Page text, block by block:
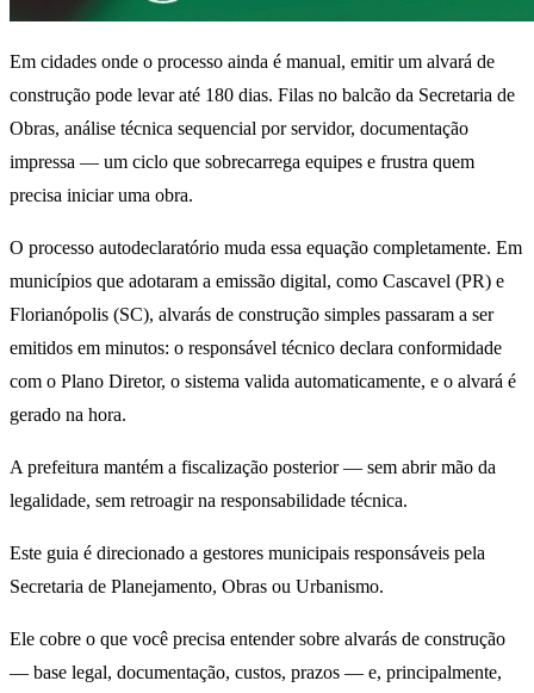
Em cidades onde o processo ainda é manual, emitir um alvará de
construção pode levar até 180 dias. Filas no balcão da Secretaria de
Obras, análise técnica sequencial por servidor, documentação
impressa — um ciclo que sobrecarrega equipes e frustra quem
precisa iniciar uma obra.
O processo autodeclaratório muda essa equação completamente. Em
municípios que adotaram a emissão digital, como Cascavel (PR) e
Florianópolis (SC), alvarás de construção simples passaram a ser
emitidos em minutos: o responsável técnico declara conformidade
com o Plano Diretor, o sistema valida automaticamente, e o alvará é
gerado na hora.
A prefeitura mantém a fiscalização posterior — sem abrir mão da
legalidade, sem retroagir na responsabilidade técnica.
Este guia é direcionado a gestores municipais responsáveis pela
Secretaria de Planejamento, Obras ou Urbanismo.
Ele cobre o que você precisa entender sobre alvarás de construção
— base legal, documentação, custos, prazos — e, principalmente,